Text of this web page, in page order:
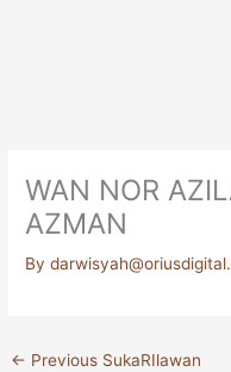
WAN NOR
AZMAN
By
← Previous SukaRIlawan